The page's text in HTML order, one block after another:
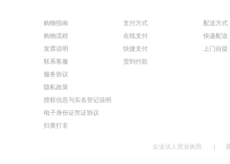
购物指南
购物流程
发票说明
联系客服
服务协议
隐私政策
授权信息与实名登记说明
电子身份证凭证协议
扫黄打非
支付方式
在线支付
快捷支付
货到付款
配送方式
快递配送
上门自提
企业法人营业执照